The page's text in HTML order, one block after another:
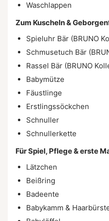
Waschlappen
Zum Kuscheln &
Spieluhr Bär (BRUNO
Schmusetuch Bär
Rassel Bär (BRUNO
Babymütze
Fäustlinge
Erstlingssöckchen
Schnuller
Schnullerkette
Für Spiel, Pflege & erste
Lätzchen
Beißring
Badeente
Babykamm &